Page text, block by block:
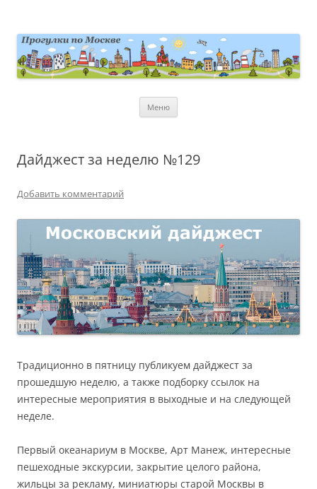
Меню
Дайджест за неделю №129
Добавить комментарий
Традиционно в пятницу публикуем дайджест за
прошедшую неделю, а также подборку ссылок на
интересные мероприятия в выходные и на следующей
неделе.
Первый океанариум в Москве, Арт Манеж, интересные
пешеходные экскурсии, закрытие целого района,
жильцы за рекламу, миниатюры старой Москвы в